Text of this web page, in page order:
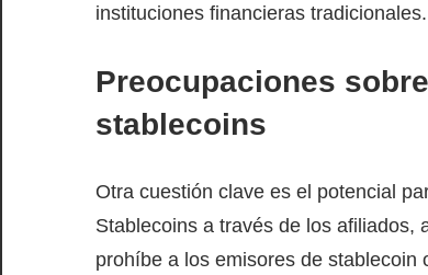
instituciones financieras tradicionales.
Preocupaciones
stablecoins
Otra cuestión clave es el potencial
Stablecoins a través de los afiliados,
prohíbe a los emisores de